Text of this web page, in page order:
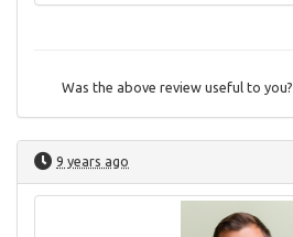
Was the above review useful to you?
9 years ago